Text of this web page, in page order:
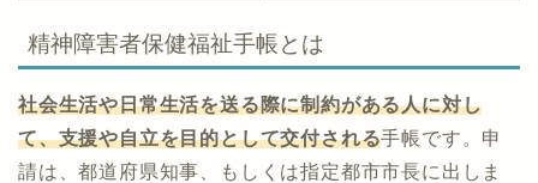
精神障害者保健福祉手帳とは
社会生活や日常生活を送る際に制約がある人に対し
て、支援や自立を目的として交付される手帳です。申
請は、都道府県知事、もしくは指定都市市長に出しま